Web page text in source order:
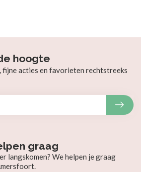
graag
langskomen? We helpen je graag
hoogte
fijne acties en favorieten rechtstreeks